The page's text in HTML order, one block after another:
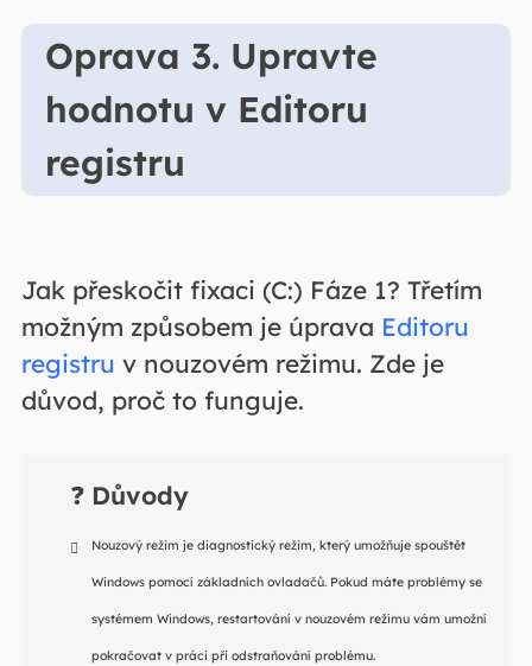
Oprava 3. Upravte
hodnotu v Editoru
registru
Jak přeskočit fixaci (C:) Fáze 1? Třetím
možným způsobem je úprava Editoru
registru v nouzovém režimu. Zde je
důvod, proč to funguje.
❓ Důvody
Nouzový režim je diagnostický režim, který umožňuje spouštět
Windows pomocí základních ovladačů. Pokud máte problémy se
systémem Windows, restartování v nouzovém režimu vám umožní
pokračovat v práci při odstraňování problému.